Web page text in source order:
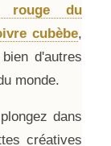
rouge du
cubèbe,
d'autres
monde.
dans
créatives